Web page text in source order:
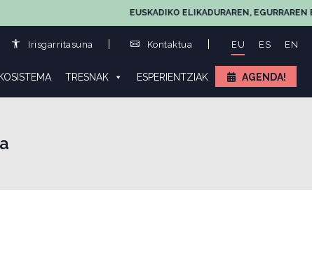
EUSKADIKO ELIKADURAREN, EGURRAREN ETA
Irisgarritasuna Kontaktua EU ES EN
TRESNAK ESPERIENTZIAK AGENDA!